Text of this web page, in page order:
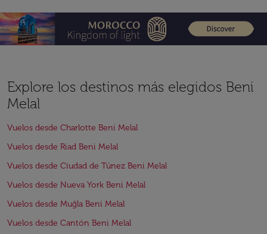
Explore los destinos más elegidos Beni
Melal
Vuelos desde Charlotte Beni Melal
Vuelos desde Riad Beni Melal
Vuelos desde Ciudad de Túnez Beni Melal
Vuelos desde Nueva York Beni Melal
Vuelos desde Muğla Beni Melal
Vuelos desde Cantón Beni Melal